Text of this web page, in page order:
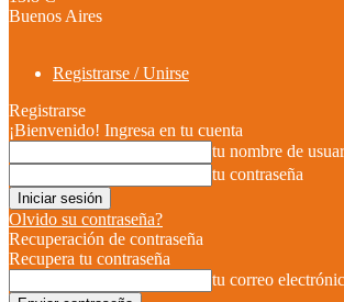
Buenos Aires
Registrarse / Unirse
Registrarse
¡Bienvenido! Ingresa en tu cuenta
tu nombre de
tu contraseña
Olvido su contraseña?
Recuperación de contraseña
Recupera tu contraseña
tu correo